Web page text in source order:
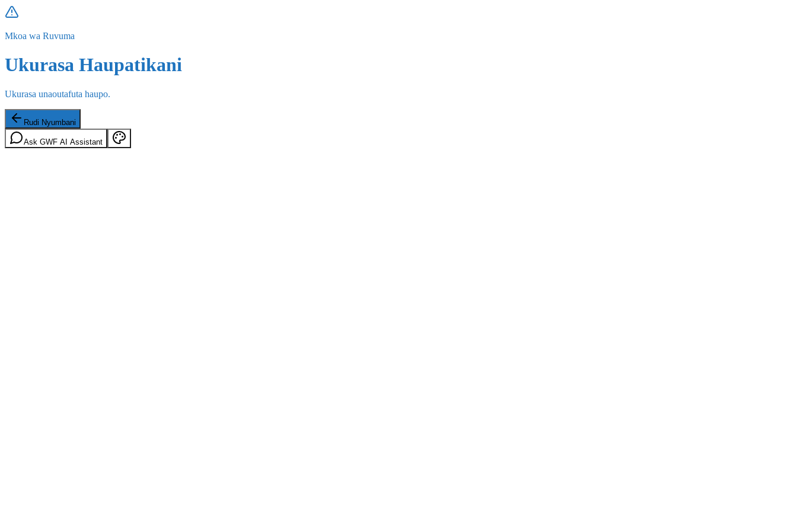
Mkoa wa Ruvuma
Ukurasa Haupatikani
Ukurasa unaoutafuta haupo.
Rudi Nyumbani
Ask GWF AI Assistant